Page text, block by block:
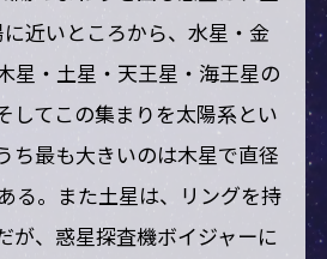
近いところから、水星・金
星・土星・天王星・海王星の
してこの集まりを太陽系とい
ち最も大きいのは木星で直径
る。また土星は、リングを持
が、惑星探査機ボイジャーに